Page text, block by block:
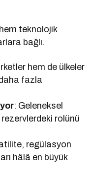
teknolojik
bağlı.
hem de ülkeler
fazla
: Geleneksel
rolünü
regülasyon
hâlâ en büyük